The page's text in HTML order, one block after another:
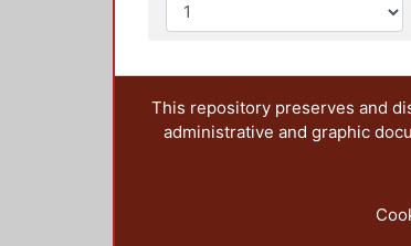
This repository preserves and
administrative and graphic